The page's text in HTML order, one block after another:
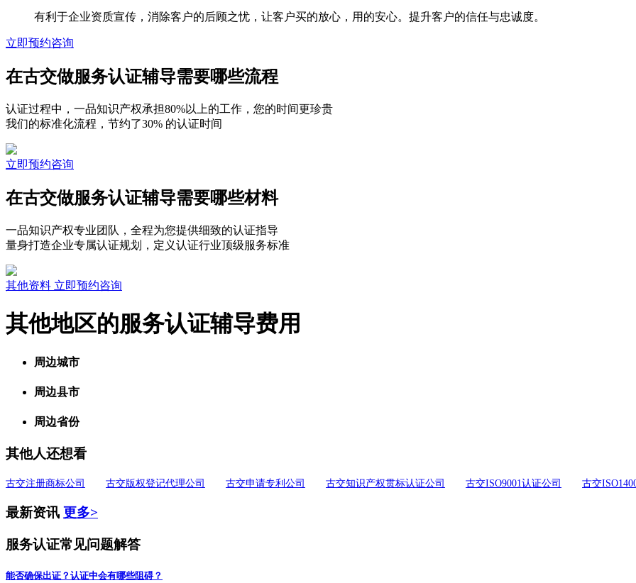
有利于企业资质宣传，消除客户的后顾之忧，让客户买的放心，用的安心。提升客户的信任与忠诚度。
立即预约咨询
在古交做服务认证辅导需要哪些流程
认证过程中，一品知识产权承担80%以上的工作，您的时间更珍贵
我们的标准化流程，节约了30% 的认证时间
立即预约咨询
在古交做服务认证辅导需要哪些材料
一品知识产权专业团队，全程为您提供细致的认证指导
量身打造企业专属认证规划，定义认证行业顶级服务标准
其他资料 立即预约咨询
其他地区的服务认证辅导费用
周边城市
周边县市
周边省份
其他人还想看
古交注册商标公司 古交版权登记代理公司 古交申请专利公司 古交知识产权贯标认证公司 古交ISO9001认证公司 古交
最新资讯 更多>
服务认证常见问题解答
能否确保出证？认证中会有哪些阻碍？